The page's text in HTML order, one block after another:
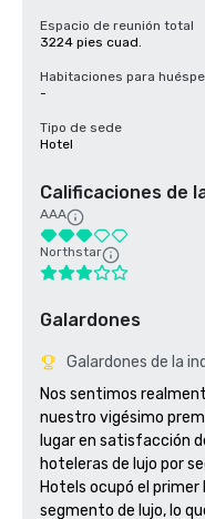
Espacio de reunión total
3224 pies cuad.
Habitaciones para
-
Tipo de sede
Hotel
Calificaciones de
AAA
Northstar
Galardones
Galardones de la
Nos sentimos
nuestro vigésimo
lugar en satisfacción
hoteleras de lujo por
Hotels ocupó el
segmento de lujo, lo